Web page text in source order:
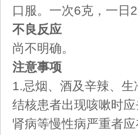
口服。一次6克，一日2
不良反应
尚不明确。
注意事项
1.忌烟、酒及辛辣、
结核患者出现咳嗽时
肾病等慢性病严重者